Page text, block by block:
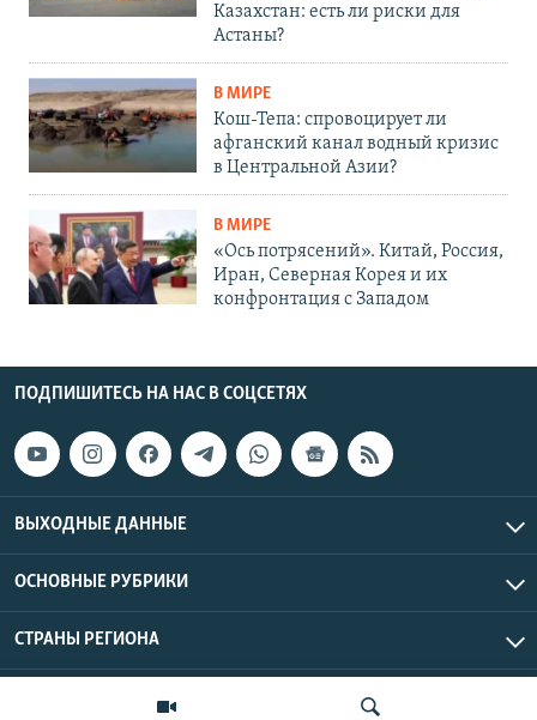
Казахстан: есть ли риски для
Астаны?
В МИРЕ
Кош-Тепа: спровоцирует ли
афганский канал водный кризис
в Центральной Азии?
В МИРЕ
«Ось потрясений». Китай, Россия,
Иран, Северная Корея и их
конфронтация с Западом
ПОДПИШИТЕСЬ НА НАС В СОЦСЕТЯХ
ВЫХОДНЫЕ ДАННЫЕ
ОСНОВНЫЕ РУБРИКИ
СТРАНЫ РЕГИОНА
Азаттык Азия © 2026 RFE/RL, Inc. | Все права защищены.